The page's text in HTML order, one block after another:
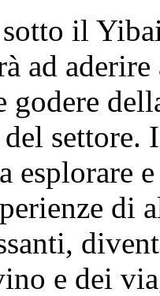
il
ad
godere
esplorare
di
e dei